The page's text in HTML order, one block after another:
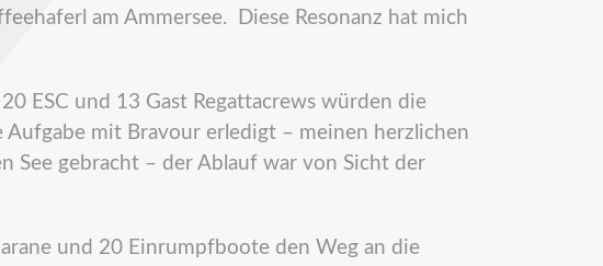
am Ammersee. Diese Resonanz hat mich
ESC und 13 Gast Regattacrews würden die
Aufgabe mit Bravour erledigt – meinen herzlichen
See gebracht – der Ablauf war von Sicht der
und 20 Einrumpfboote den Weg an die